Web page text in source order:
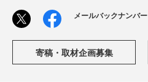
メールバックナンバー
寄稿・取材企画募集